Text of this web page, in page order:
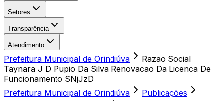
Setores
Transparência
Atendimento
Prefeitura Municipal de Orindiúva
Razao Social
Taynara J D Pupio Da Silva Renovacao Da Licenca De
Funcionamento SNjJzD
Prefeitura Municipal de Orindiúva
Publicações